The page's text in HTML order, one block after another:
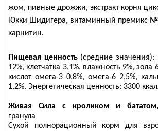
жом, пивные дрожжи, экстракт корня
Юкки Шидигера, витаминный премикс
карнитин.
Пищевая ценность (средние значения):
12%, клетчатка 3,1%, влажность 9%,
кислот омега-3 0,8%, омега-6 2,5%,
1,2%. Энергетическая ценность: 3300
Живая Сила с кроликом и
гранула
Сухой полнорационный корм для